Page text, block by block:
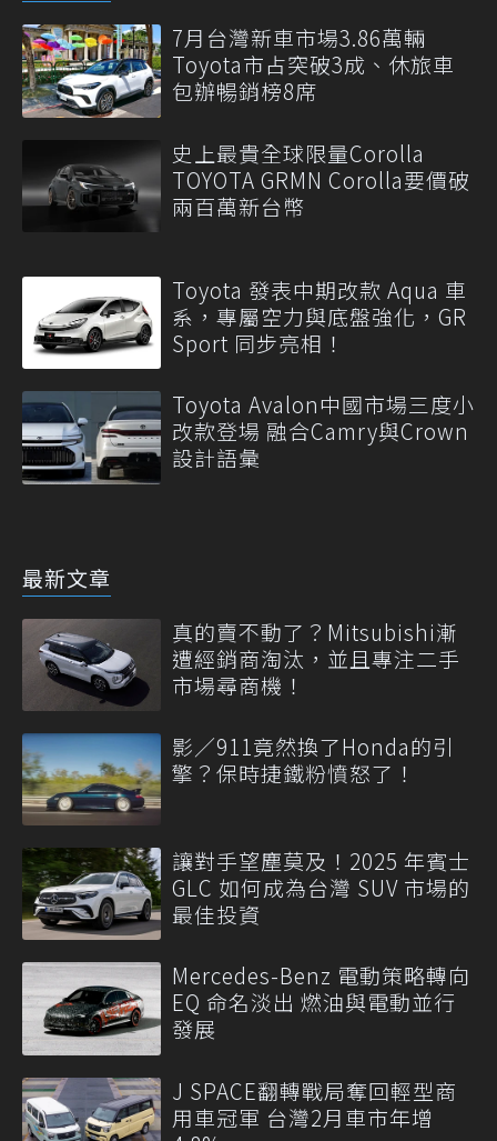
7月台灣新車市場3.86萬輛
Toyota市占突破3成、休旅車
包辦暢銷榜8席
史上最貴全球限量Corolla
TOYOTA GRMN Corolla要價破
兩百萬新台幣
Toyota 發表中期改款 Aqua 車
系，專屬空力與底盤強化，GR
Sport 同步亮相！
Toyota Avalon中國市場三度小
改款登場 融合Camry與Crown
設計語彙
最新文章
真的賣不動了？Mitsubishi漸
遭經銷商淘汰，並且專注二手
市場尋商機！
影／911竟然換了Honda的引
擎？保時捷鐵粉憤怒了！
讓對手望塵莫及！2025 年賓士
GLC 如何成為台灣 SUV 市場的
最佳投資
Mercedes-Benz 電動策略轉向
EQ 命名淡出 燃油與電動並行
發展
J SPACE翻轉戰局奪回輕型商
用車冠軍 台灣2月車市年增